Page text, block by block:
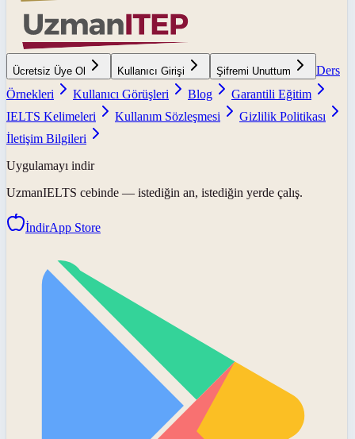
Ücretsiz Üye Ol Kullanıcı Girişi Şifremi Unuttum
Ders
Örnekleri
Kullanıcı Görüşleri Blog
Garantili Eğitim
IELTS Kelimeleri
Kullanım Sözleşmesi
Gizlilik Politikası
İletişim Bilgileri
Uygulamayı indir
UzmanIELTS cebinde — istediğin an, istediğin yerde çalış.
İndirApp Store